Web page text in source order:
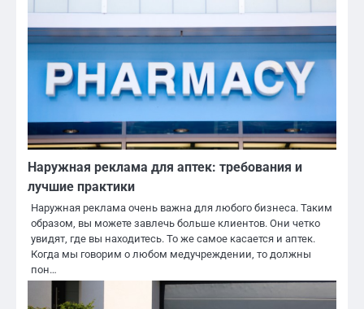
Наружная реклама для аптек: требования и
лучшие практики
Наружная реклама очень важна для любого бизнеса. Таким
образом, вы можете завлечь больше клиентов. Они четко
увидят, где вы находитесь. То же самое касается и аптек.
Когда мы говорим о любом медучреждении, то должны
пон…